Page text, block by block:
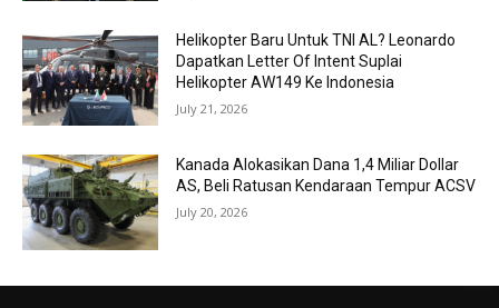
Helikopter Baru Untuk TNI AL? Leonardo
Dapatkan Letter Of Intent Suplai
Helikopter AW149 Ke Indonesia
July 21, 2026
Kanada Alokasikan Dana 1,4 Miliar Dollar
AS, Beli Ratusan Kendaraan Tempur ACSV
July 20, 2026